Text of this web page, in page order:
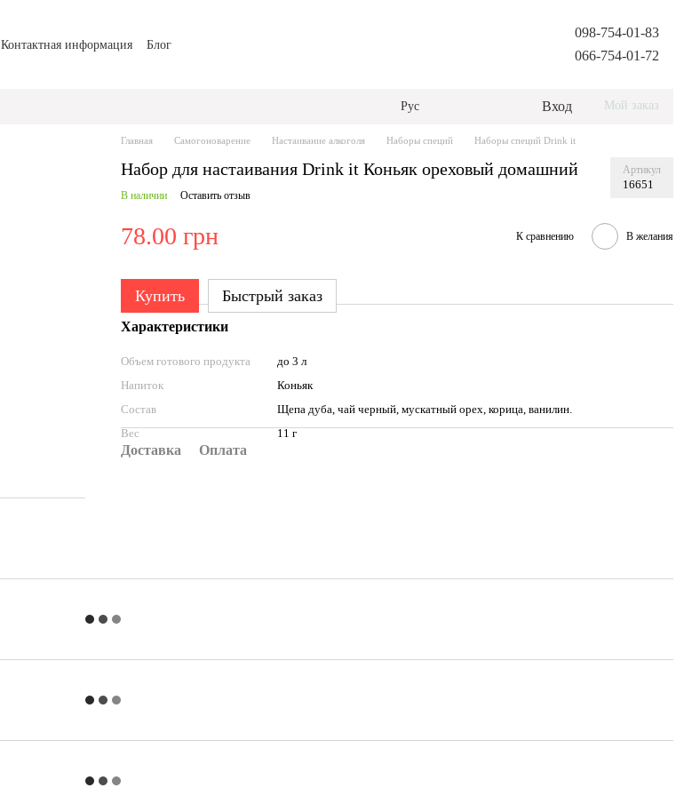
Контактная информация Блог
098-754-01-83
066-754-01-72
Рус Вход Мой заказ
Главная Самогоноварение Настаивание алкоголя Наборы специй Наборы специй Drink it
Набор для настаивания Drink it Коньяк ореховый домашний Артикул
16651
В наличии Оставить отзыв
78.00 грн К сравнению В желания
Купить Быстрый заказ
Характеристики
Объем готового продукта
до 3 л
Напиток
Коньяк
Состав
Щепа дуба, чай черный, мускатный орех, корица, ванилин.
Вес
11 г
Доставка Оплата